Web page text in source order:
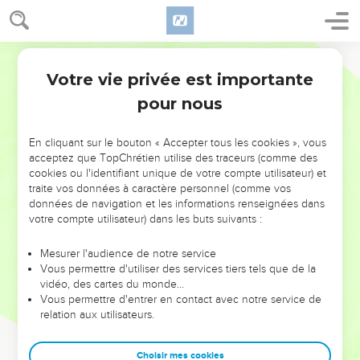
NE MANQUEZ PAS L’ÉVÉNEMENT
DE L’ANNÉE !
ET SI LEURS ERREURS POUVAIENT VOUS ÉVITER LES
VOTRES ?
leur foi ou leur vision. Mais on voit moins les doutes, les erreurs
et les saisons difficiles qu'ils ont traversés, alors même que ce
sont elles qui les ont façonnés.
Dans cette conférence, leaders, entrepreneurs, et responsables
clés pour avancer avec plus de sagesse afin que leurs erreurs
Votre vie privée est importante
pour nous
En cliquant sur le bouton « Accepter tous les cookies », vous
acceptez que TopChrétien utilise des traceurs (comme des
cookies ou l'identifiant unique de votre compte utilisateur) et
traite vos données à caractère personnel (comme vos
données de navigation et les informations renseignées dans
votre compte utilisateur) dans les buts suivants :
Mesurer l'audience de notre service
Vous permettre d'utiliser des services tiers tels que de la
vidéo, des cartes du monde…
Vous permettre d'entrer en contact avec notre service de
relation aux utilisateurs.
Choisir mes cookies